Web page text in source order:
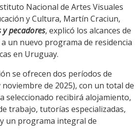
Link
Nacional de Artes Visuales
y Cultura, Martín Craciun,
y pecadores, explicó los alcances de
un nuevo programa de residencia
en Uruguay.
se ofrecen dos períodos de
de 2025), con un total de
seleccionado recibirá alojamiento,
trabajo, tutorías especializadas,
un programa integral de